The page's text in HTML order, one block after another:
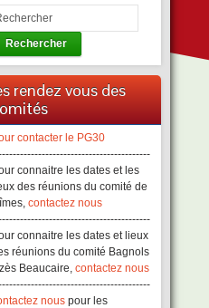
Rechercher
rendez vous des
contacter le PG30
connaitre les dates et les
des réunions du comité de
contactez nous
connaitre les dates et lieux
réunions du comité Bagnols
Beaucaire, contactez nous
nous pour les